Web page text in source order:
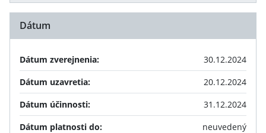
Dátum
Dátum zverejnenia:
30.12.2024
Dátum uzavretia:
20.12.2024
Dátum účinnosti:
31.12.2024
Dátum platnosti do:
neuvedený